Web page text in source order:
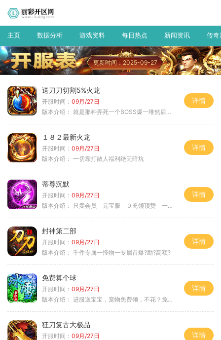
主页 数据分析 游戏资料 每日热点 新闻资讯 传奇
更新时间：2025-09-27
送刀刀切割5%火龙
开服时间： 09月/27日
版本介绍： 就是那种弄死一个BOSS爆一堆然后就起飞
详情
１８２最新火龙
开服时间： 09月/27日
版本介绍： 一切靠打散人福利绝无暗坑
详情
蒂尊沉默
开服时间： 09月/27日
版本介绍： 只卖会员 元宝服 ０充领顶赞 一切靠打
详情
封神第二部
开服时间： 09月/27日
版本介绍： 千件专属一怪物一专属首爆?励?高额?
详情
免费算个球
开服时间： 09月/27日
版本介绍： 进服送宝宝，宠物免费领，不花？免费通关！
详情
狂刀复古大极品
开服时间： 09月/27日
详情